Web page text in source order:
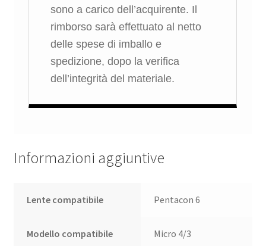
sono a carico dell’acquirente. Il
rimborso sarà effettuato al netto
delle spese di imballo e
spedizione, dopo la verifica
dell’integrità del materiale.
Informazioni aggiuntive
Lente compatibile Pentacon 6
Modello compatibile Micro 4/3